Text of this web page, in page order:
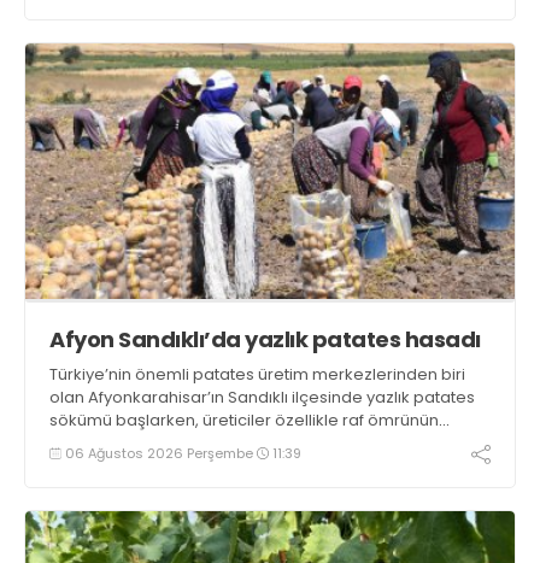
Afyon Sandıklı’da yazlık patates hasadı
Türkiye’nin önemli patates üretim merkezlerinden biri
olan Afyonkarahisar’ın Sandıklı ilçesinde yazlık patates
sökümü başlarken, üreticiler özellikle raf ömrünün
yaklaşık 2 ay olması ve rengi bakımından tüketimde
Sandıklı patatesinin daha fazla tercih edildiğini belirtti
06 Ağustos 2026 Perşembe 11:39